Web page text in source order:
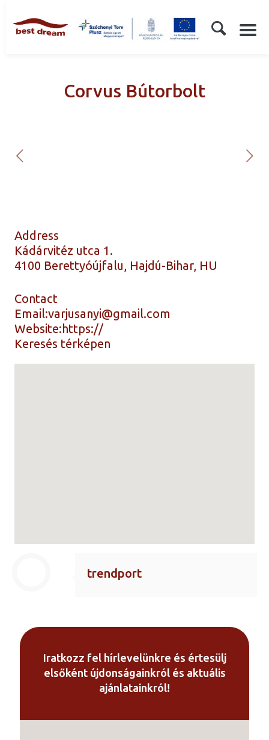
Corvus Bútorbolt
Address
Kádárvitéz utca 1.
4100 Berettyóújfalu, Hajdú-Bihar, HU
Contact
Email:varjusanyi@gmail.com
Website:https://
Keresés térképen
trendport
Iratkozz fel hírlevelünkre és értesülj
elsőként újdonságainkról és aktuális
ajánlatainkról!